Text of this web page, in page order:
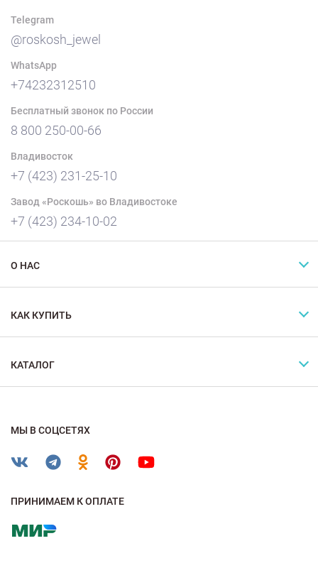
Telegram
@roskosh_jewel
WhatsApp
+74232312510
Бесплатный звонок по России
8 800 250-00-66
Владивосток
+7 (423) 231-25-10
Завод «Роскошь» во Владивостоке
+7 (423) 234-10-02
О НАС
КАК КУПИТЬ
КАТАЛОГ
МЫ В СОЦСЕТЯХ
ПРИНИМАЕМ К ОПЛАТЕ